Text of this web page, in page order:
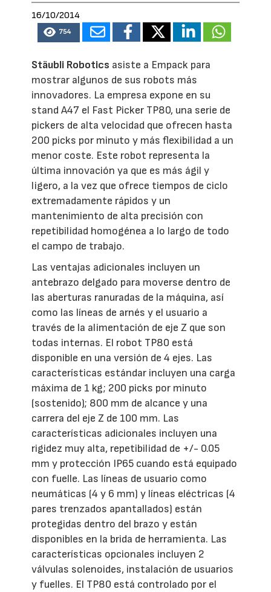
16/10/2014
754
Stäubli Robotics asiste a Empack para
mostrar algunos de sus robots más
innovadores. La empresa expone en su
stand A47 el Fast Picker TP80, una serie de
pickers de alta velocidad que ofrecen hasta
200 picks por minuto y más flexibilidad a un
menor coste. Este robot representa la
última innovación ya que es más ágil y
ligero, a la vez que ofrece tiempos de ciclo
extremadamente rápidos y un
mantenimiento de alta precisión con
repetibilidad homogénea a lo largo de todo
el campo de trabajo.
Las ventajas adicionales incluyen un
antebrazo delgado para moverse dentro de
las aberturas ranuradas de la máquina, así
como las líneas de arnés y el usuario a
través de la alimentación de eje Z que son
todas internas. El robot TP80 está
disponible en una versión de 4 ejes. Las
características estándar incluyen una carga
máxima de 1 kg; 200 picks por minuto
(sostenido); 800 mm de alcance y una
carrera del eje Z de 100 mm. Las
características adicionales incluyen una
rigidez muy alta, repetibilidad de +/- 0.05
mm y protección IP65 cuando está equipado
con fuelle. Las líneas de usuario como
neumáticas (4 y 6 mm) y líneas eléctricas (4
pares trenzados apantallados) están
protegidas dentro del brazo y están
disponibles en la brida de herramienta. Las
características opcionales incluyen 2
válvulas solenoides, instalación de usuarios
y fuelles. El TP80 está controlado por el